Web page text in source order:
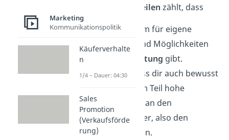
Nachteilen zählt, dass
Es wenig Raum für eigene
Kreativität
und Möglichkeiten
Mitgestaltung gibt.
Natürlich muss dir auch bewusst
sein, dass zum Teil hohe
Prozentsätze
an den
Franchisegeber, also den
Urheber gehen.
Marketing
Kommunikationspolitik
Käuferverhalte
n
1/4 – Dauer: 04:30
Sales
Promotion
(Verkaufsförde
rung)